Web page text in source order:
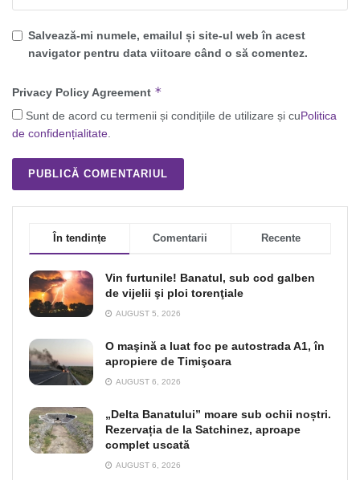
Salvează-mi numele, emailul și site-ul web în acest
navigator pentru data viitoare când o să comentez.
Privacy Policy Agreement *
Sunt de acord cu termenii și condițiile de utilizare și cuPolitica
de confidențialitate.
În tendințe Comentarii Recente
Vin furtunile! Banatul, sub cod galben
de vijelii şi ploi torenţiale
AUGUST 5, 2026
O maşină a luat foc pe autostrada A1, în
apropiere de Timişoara
AUGUST 6, 2026
„Delta Banatului” moare sub ochii noștri.
Rezervația de la Satchinez, aproape
complet uscată
AUGUST 6, 2026